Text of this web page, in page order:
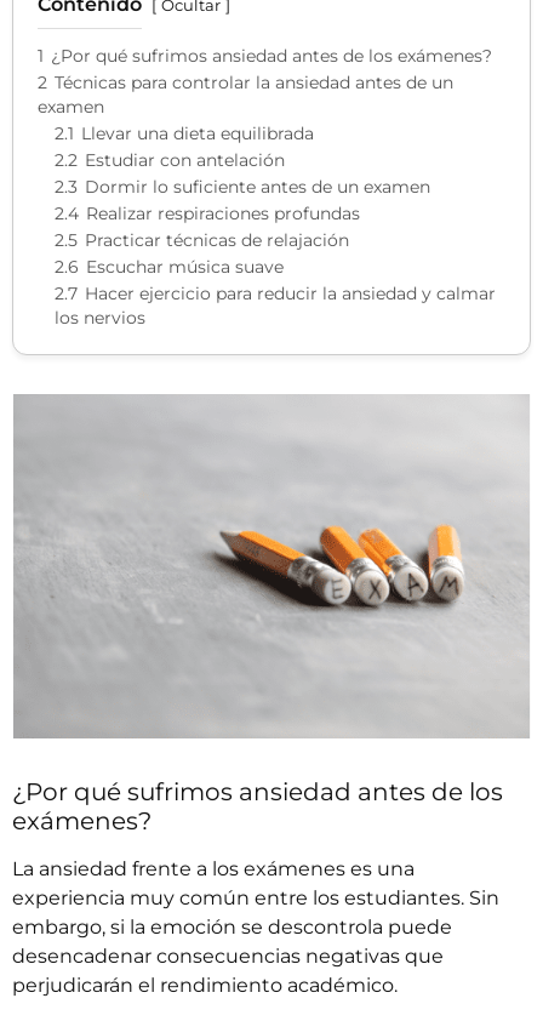
Ocultar
1 ¿Por qué sufrimos ansiedad antes de los exámenes?
2 Técnicas para controlar la ansiedad antes de un
examen
2.1 Llevar una dieta equilibrada
2.2 Estudiar con antelación
2.3 Dormir lo suficiente antes de un examen
2.4 Realizar respiraciones profundas
2.5 Practicar técnicas de relajación
2.6 Escuchar música suave
2.7 Hacer ejercicio para reducir la ansiedad y calmar
los nervios
¿Por qué sufrimos ansiedad antes de los
exámenes?
La ansiedad frente a los exámenes es una
experiencia muy común entre los estudiantes. Sin
embargo, si la emoción se descontrola puede
desencadenar consecuencias negativas que
perjudicarán el rendimiento académico.